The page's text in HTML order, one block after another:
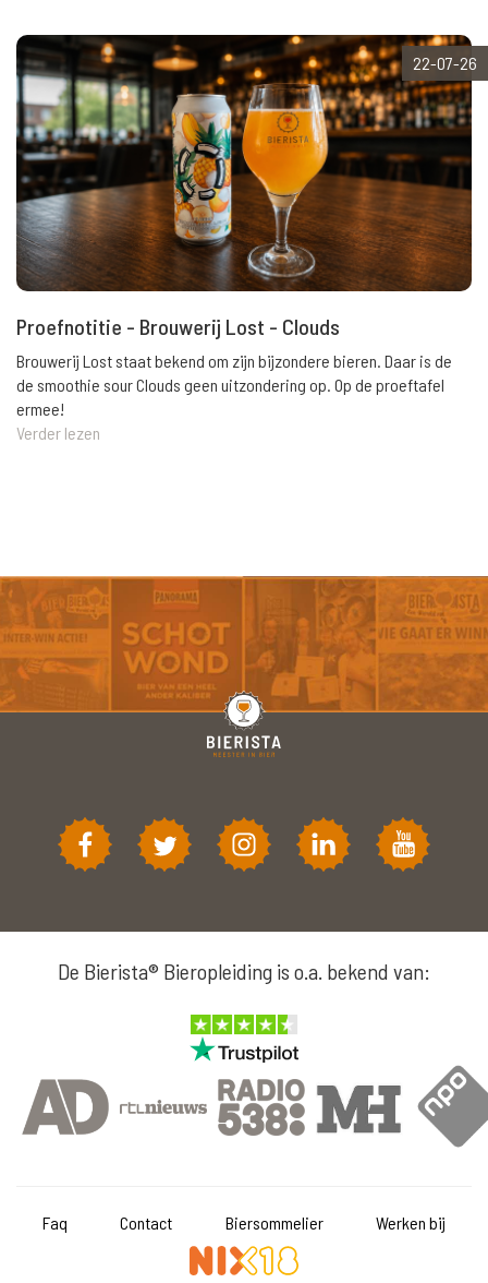
22-07-26
Proefnotitie - Brouwerij Lost - Clouds
Brouwerij Lost staat bekend om zijn bijzondere bieren. Daar is de
de smoothie sour Clouds geen uitzondering op. Op de proeftafel
ermee!
Verder lezen
De Bierista® Bieropleiding is o.a. bekend van:
Faq Contact Biersommelier Werken bij